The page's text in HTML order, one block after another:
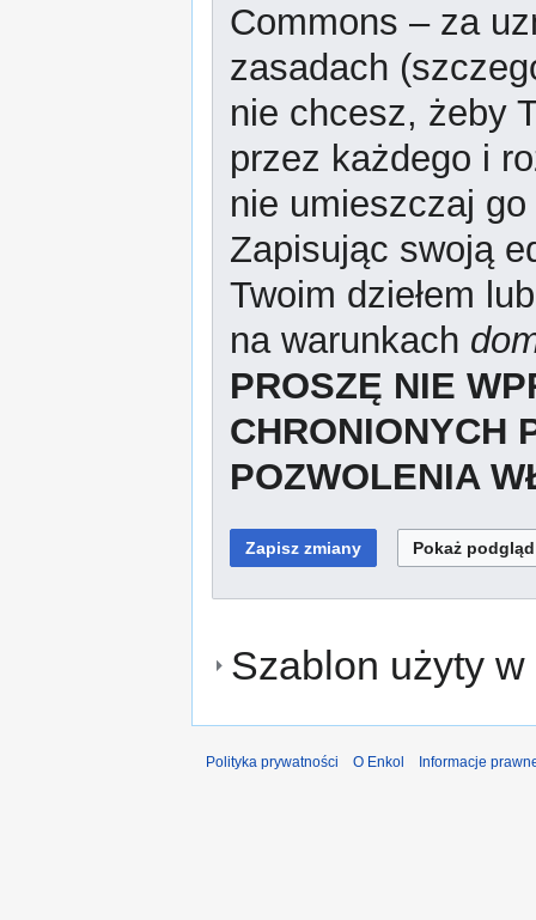
Commons – za
zasadach
nie chcesz, żeby
przez każdego i
nie umieszczaj
Zapisując swoją
Twoim dziełem
na warunkach
PROSZĘ NIE
CHRONIONYCH
POZWOLENIA
Szablon użyty
Polityka prywatności O Enkol Informacje